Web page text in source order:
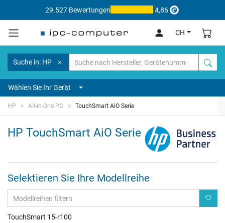
29.527 Bewertungen 4,86
CH
Suche in: HP
Wählen Sie Ihr Gerät
HP All-in-One PC TouchSmart AiO Serie
HP TouchSmart AiO Serie
Selektieren Sie Ihre Modellreihe
TouchSmart 15-r100